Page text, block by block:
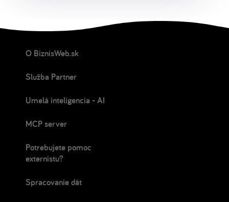
O BiznisWeb.sk
Služba Partner
Umelá inteligencia - AI
MCP server
Potrebujete pomoc
externistu?
Spracovanie dát